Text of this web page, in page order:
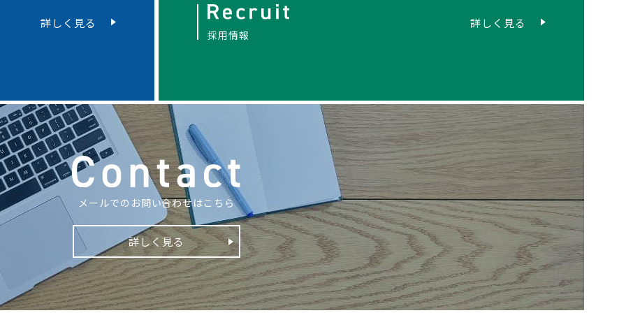
詳しく見る
採用情報
詳しく見る
メールでのお問い合わせはこちら
詳しく見る